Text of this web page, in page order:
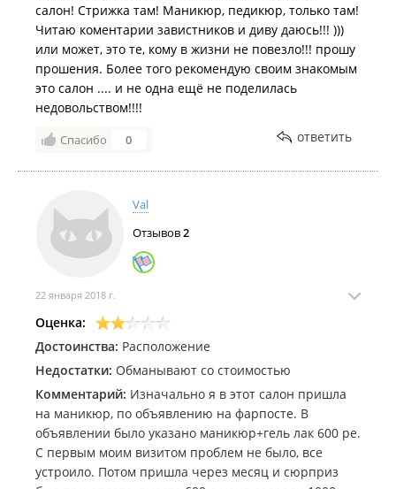
салон! Стрижка там! Маникюр, педикюр, только там!
Читаю коментарии завистников и диву даюсь!!! )))
или может, это те, кому в жизни не повезло!!! прошу
прошения. Более того рекомендую своим знакомым
это салон .... и не одна ещё не поделилась
недовольством!!!!
Спасибо 0 ответить
Val
Отзывов2
22 января 2018 г.
Оценка:
Достоинства: Расположение
Недостатки: Обманывают со стоимостью
Комментарий: Изначально я в этот салон пришла
на маникюр, по объявлению на фарпосте. В
объявлении было указано маникюр+гель лак 600 ре.
С первым моим визитом проблем не было, все
устроило. Потом пришла через месяц и сюрприз